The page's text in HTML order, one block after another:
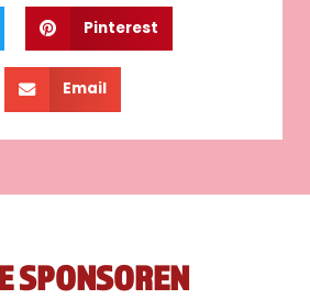
Pinterest
Email
SPONSOREN